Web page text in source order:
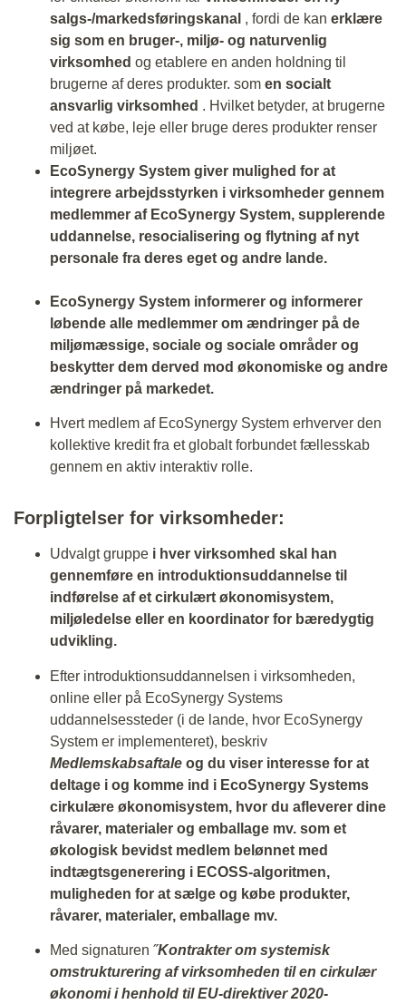
salgs-/markedsføringskanal , fordi de kan erklære
sig som en bruger-, miljø- og naturvenlig
virksomhed og etablere en anden holdning til
brugerne af deres produkter. som en socialt
ansvarlig virksomhed . Hvilket betyder, at brugerne
ved at købe, leje eller bruge deres produkter renser
miljøet.
EcoSynergy System giver mulighed for at
integrere arbejdsstyrken i virksomheder gennem
medlemmer af EcoSynergy System, supplerende
uddannelse, resocialisering og flytning af nyt
personale fra deres eget og andre lande.
EcoSynergy System informerer og informerer
løbende alle medlemmer om ændringer på de
miljømæssige, sociale og sociale områder og
beskytter dem derved mod økonomiske og andre
ændringer på markedet.
Hvert medlem af EcoSynergy System erhverver den
kollektive kredit fra et globalt forbundet fællesskab
gennem en aktiv interaktiv rolle.
Forpligtelser for virksomheder:
Udvalgt gruppe i hver virksomhed skal han
gennemføre en introduktionsuddannelse til
indførelse af et cirkulært økonomisystem,
miljøledelse eller en koordinator for bæredygtig
udvikling.
Efter introduktionsuddannelsen i virksomheden,
online eller på EcoSynergy Systems
uddannelsessteder (i de lande, hvor EcoSynergy
System er implementeret), beskriv
Medlemskabsaftale og du viser interesse for at
deltage i og komme ind i EcoSynergy Systems
cirkulære økonomisystem, hvor du afleverer dine
råvarer, materialer og emballage mv. som et
økologisk bevidst medlem belønnet med
indtægtsgenerering i ECOSS-algoritmen,
muligheden for at sælge og købe produkter,
råvarer, materialer, emballage mv.
Med signaturen ˝Kontrakter om systemisk
omstrukturering af virksomheden til en cirkulær
økonomi i henhold til EU-direktiver 2020-